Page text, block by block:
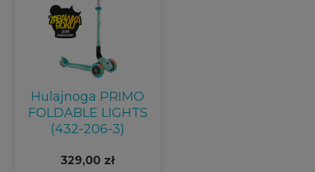
Hulajnoga PRIMO
FOLDABLE LIGHTS
(432-206-3)
329,00 zł